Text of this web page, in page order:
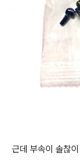
근데 부속이 솔찮